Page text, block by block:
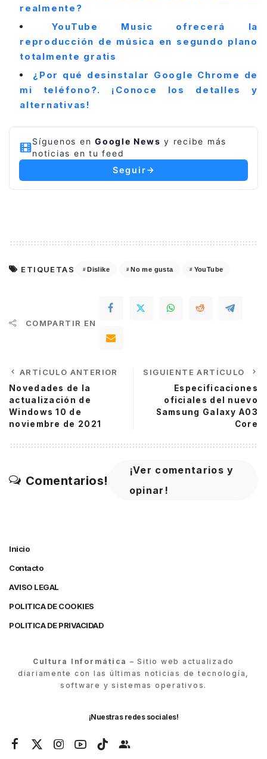
realmente?
YouTube Music ofrecerá la
reproducción de música en segundo plano
totalmente gratis
¿Por qué desinstalar Google Chrome de
mi teléfono?. ¡Conoce los detalles y
alternativas!
Síguenos en Google News y recibe más
noticias en tu feed
Seguir
ETIQUETAS Dislike No me gusta YouTube
COMPARTIR EN
ARTÍCULO ANTERIOR
Novedades de la
actualización de
Windows 10 de
noviembre de 2021
SIGUIENTE ARTÍCULO
Especificaciones
oficiales del nuevo
Samsung Galaxy A03
Core
Comentarios!
¡Ver comentarios y
opinar!
Inicio
Contacto
AVISO LEGAL
POLITICA DE COOKIES
POLITICA DE PRIVACIDAD
Cultura Informática – Sitio web actualizado
diariamente con las últimas noticias de tecnología,
software y sistemas operativos.
¡Nuestras redes sociales!